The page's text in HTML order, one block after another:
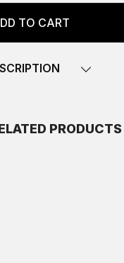
TO CART
PRODUCTS